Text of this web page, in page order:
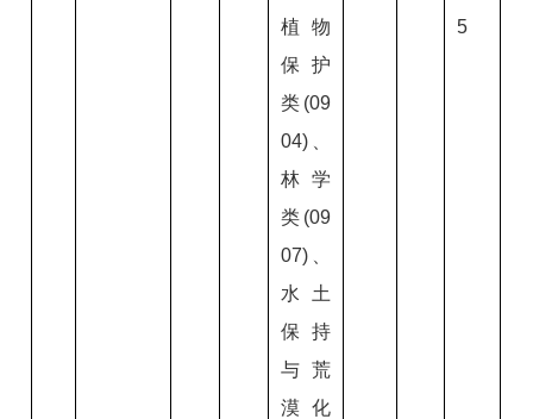
植物
保护
类(09
04)、
林学
类(09
07)、
水土
保持
与荒
漠化
5